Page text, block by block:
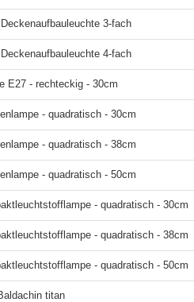
3-fach
4-fach
E27 - rechteckig - 30cm
- quadratisch - 30cm
- quadratisch - 38cm
- quadratisch - 50cm
- quadratisch - 30cm
- quadratisch - 38cm
- quadratisch - 50cm
titan